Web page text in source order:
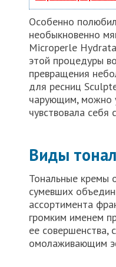
Особенно
необыкновенно
Microperle
этой процедуры
превращения
для ресниц
чарующим, можно
чувствовала себя
Виды
Тональные кремы
сумевших
ассортимента
громким именем
ее совершенства,
омолаживающим